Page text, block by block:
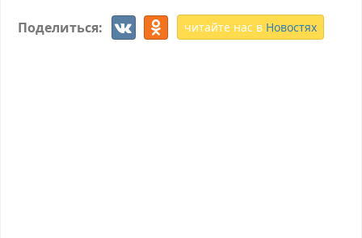
Поделиться: читайте нас в Новостях